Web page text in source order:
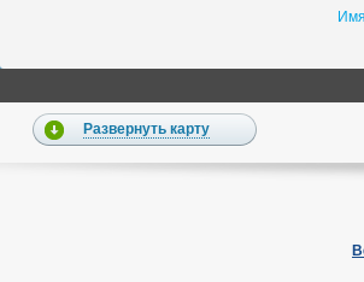
Имя
Развернуть карту